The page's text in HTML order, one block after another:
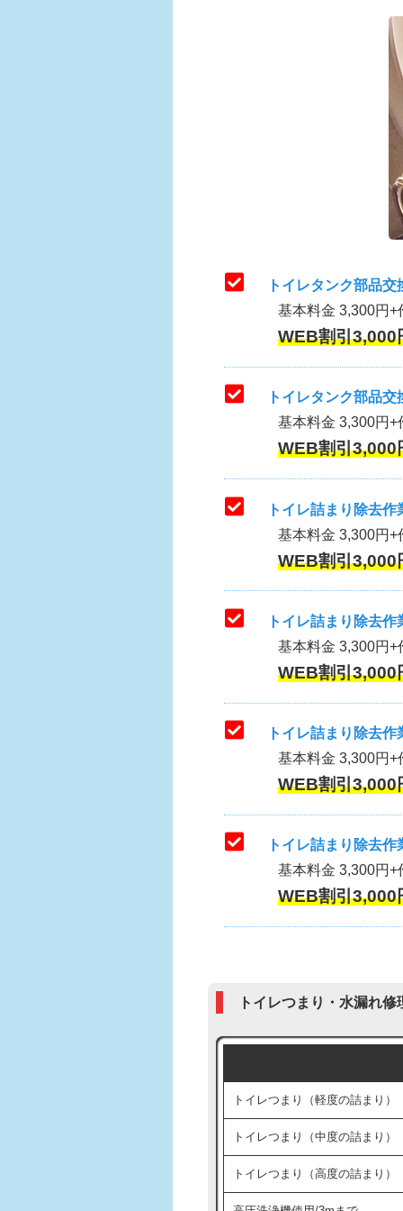
トイレタンク部品
基本料金 3,300円
WEB割引
トイレタンク部品
基本料金 3,300円+
WEB割引
トイレ詰まり除去作
基本料金 3,300円+
WEB割引
トイレ詰まり除去
基本料金 3,300円+
WEB割引
トイレ詰まり除去
基本料金 3,300円+
WEB割引
トイレ詰まり除去
基本料金 3,300円+
WEB割引
トイレつまり・水漏れ
トイレつまり（軽度の詰まり）
トイレつまり（中度の詰まり）
トイレつまり（高度の詰まり）